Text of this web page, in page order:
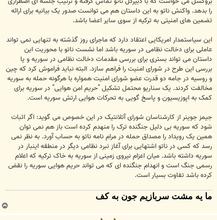
را بدهد. واکنش ناتو به این داستان هم می توانست صدور یک بیانیه برای ارائه
تضمین های امنیتی به ترکیه از سوی سایر اعضا باشد.
این سیاستمدار امریکایی اعتقاد دارد که ماجرای روز گذشته به تنهایی نمی تواند
عاملی برای دخالت نظامی در سوریه باشد اما نشست ناتو با محوریت این
داستان می تواند بستری برای بررسی مقدمات دخالت نظامی در سوریه و یا
بررسی این طرح در شورای امنیت را فراهم سازد. البته نباید فراموش کرد که چین
و روسیه در جامه دو قدرت عضو شورای امنیت همواره با هرگونه حمله به سوریه
مخالفت کردند. یک سناریو محتمل تشکیل "حریم امن هوایی" در سوریه برای
کمک به اپوزیسیون و پاسخ گویی به تحرکات هوایی ارتش سوریه است.
جیمز جوینر از کارشناسان شورای آتلانتیک در این خصوص می گوید: اگر اثبات
شود که سوریه بی دلیل جنگنده ترک را منهدم کرده است باز هم نمی توان
همین یک رویداد را مصداق حمله در مرام نامه ناتو به حساب آورد. به نظر نمی
رسد که کسی در ناتو اشتهایی برای آغاز نبرد نظامی دیگر در منطقه اینبار در
سوریه داشته باشد. میان اعزام نیروی زمینی از سوریه به خاک ترکیه که اعلام
رسمی جنگ است و انهدام جنگنده ای که می تواند حریم هوایی سوریه را نقض
کرده باشد تفاوت بسیار است.
ما یه مشت سربازیم جون به کف
ب
ا